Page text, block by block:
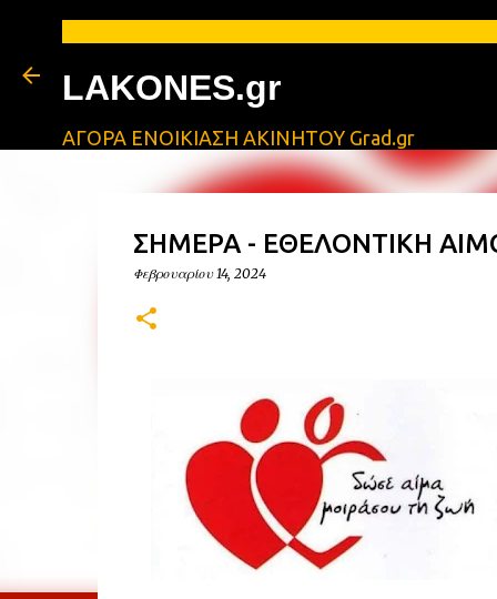
LAKONES.gr
ΑΓΟΡΑ ΕΝΟΙΚΙΑΣΗ ΑΚΙΝΗΤΟΥ Grad.gr
ΣΗΜΕΡΑ - ΕΘΕΛΟΝΤΙΚΗ
Φεβρουαρίου 14, 2024